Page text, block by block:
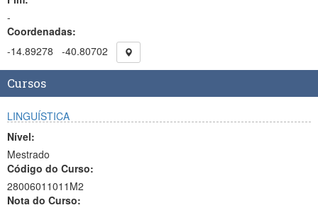
-
Coordenadas:
-14.89278
-40.80702
Cursos
LINGUÍSTICA
Nível:
Mestrado
Código do Curso:
28006011011M2
Nota do Curso: